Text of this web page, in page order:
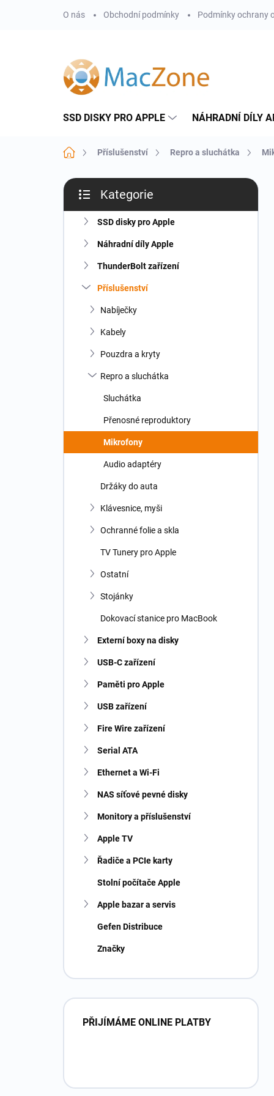
O nás Obchodní podmínky Podmínky ochrany
SSD DISKY PRO APPLE NÁHRADNÍ DÍLY
Domů Příslušenství Repro a sluchátka
P
s
kategorie
Kategorie
SSD disky pro Apple
Náhradní díly Apple
ThunderBolt zařízení
Příslušenství
Nabíječky
Kabely
Pouzdra a kryty
Repro a sluchátka
Sluchátka
Přenosné reproduktory
Mikrofony
Audio adaptéry
Držáky do auta
Klávesnice, myši
Ochranné folie a skla
TV Tunery pro Apple
Ostatní
Stojánky
Dokovací stanice pro MacBook
Externí boxy na disky
USB-C zařízení
Paměti pro Apple
USB zařízení
Fire Wire zařízení
Serial ATA
Ethernet a Wi-Fi
NAS síťové pevné disky
Monitory a příslušenství
Apple TV
Řadiče a PCIe karty
Stolní počítače Apple
Apple bazar a servis
Gefen Distribuce
Značky
PŘIJÍMÁME ONLINE PLATBY